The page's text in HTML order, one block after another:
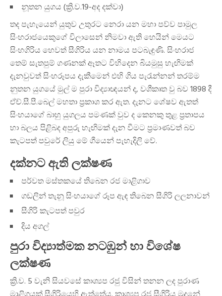
නූතන යුගය (ක්‍රි.ව.19-අද දක්වා)
තද පැහැයෙන් යුතුව උතුරට නෙරා යන මහා පව්ව පාමුල
සිංහරාජයෙකුගේ විලාසෙන් නිමවා ඇති හෙයින් මෙයට
සිංහගිරිය හෙවත් සීගිරිය යන නාමය පටබැඳුණි. සිංහරාජ
තෙම් සැතපුම් ගණනක් ඈතට විහිදෙන බියමුසු හැඟිමක්
දැනවුවත් සිංහරූපය දැකීමෙන් එහි ගිය පැරැන්නන් තරම්ම
නුතන යුගයේ මුල් ම පුරා විද්‍යාඥයන් ද, වශීකෘත වු බව 1898 දී
ඒච්.සී.පී.බෙල් මහතා ප්‍රකාශ කර ඇත. දැනට ශේෂව ඇතත්
සිංහයාගේ බාහු යුගලය පමණක් වුව ද කෙනකු තුළ ප්‍රතාපය
හා බලය පිළිබද අපුරු හැඟිමක් දැන වීමට ප්‍රමාණවත් බව
කැටපත් පවුරේ ලියු මේ ගීයෙන් පැහැදිලි වේ.
දක්නට ඇති ලක්ෂණ
පර්වත මස්තකයේ තිබෙන රජ මාළිගාව
ගඩලින් තැනූ සිංහයාගේ රූප ඇඳ තිබෙන සීගිරි ලලනාවන්
සීගිරි කැටපත් පවුර
දිය අගල්
පුරා විද්‍යාත්මක නටඹුන් හා විශේෂ
ලක්ෂණ
ක්‍රි.ව. 5 වැනි සියවසේ කාශ්‍යප රජු විසින් තනන ලද පුරාණ